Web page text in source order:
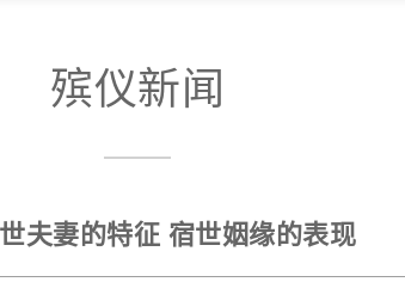
殡仪新闻
夫妻的特征 宿世姻缘的表现